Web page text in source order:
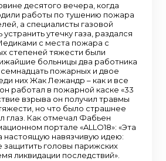
десятого вечера, когда
работы по тушению пожара
а специалисты газовой
утечку газа, раздался
с места пожара с
степеней тяжести были
больницы два работника
пожарных и двое
них Жак Лежандр – как и все
работал в пожарной каске «33
взрыва он получил травмы
но что было страшнее
глаз. Как отмечал Фабьен
портале «ALLO18»: «Эта
настоящую навязчивую идею:
защитить головы парижских
ликвидации последствий».